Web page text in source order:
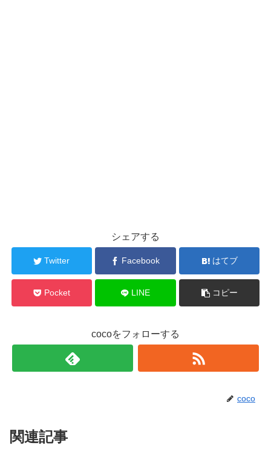
シェアする
Twitter Facebook はてブ
Pocket LINE コピー
cocoをフォローする
coco
関連記事